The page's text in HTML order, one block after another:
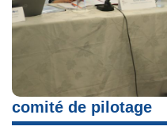
Contrat de ville :
comité de pilotage